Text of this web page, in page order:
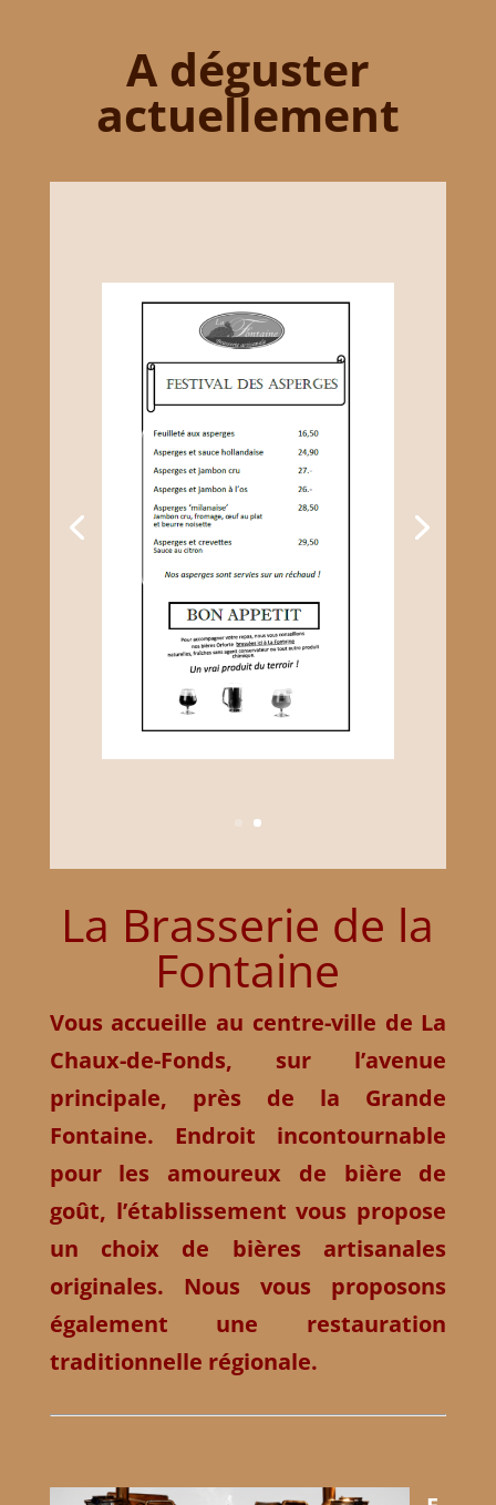
A déguster
actuellement
La Brasserie de la
Fontaine
Vous accueille au centre-ville de La
Chaux-de-Fonds, sur l’avenue
principale, près de la Grande
Fontaine. Endroit incontournable
pour les amoureux de bière de
goût, l’établissement vous propose
un choix de bières artisanales
originales. Nous vous proposons
également une restauration
traditionnelle régionale.